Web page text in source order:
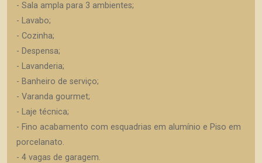
- Sala ampla para 3 ambientes;
- Lavabo;
- Cozinha;
- Despensa;
- Lavanderia;
- Banheiro de serviço;
- Varanda gourmet;
- Laje técnica;
- Fino acabamento com esquadrias em alumínio e Piso em
porcelanato.
- 4 vagas de garagem.